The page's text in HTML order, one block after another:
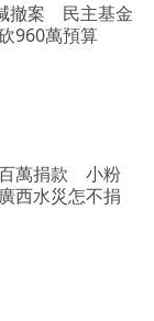
撤案 民主基金
960萬預算
萬捐款 小粉
西水災怎不捐